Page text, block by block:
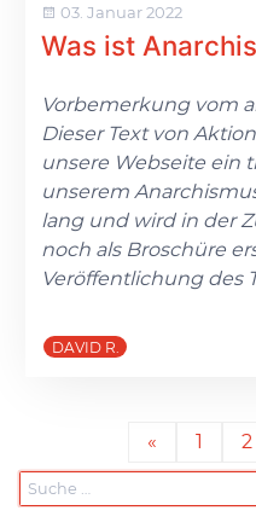
03. Januar 2022
Was ist
Vorbemerkung vom
Dieser Text von
unsere Webseite ein
unserem
lang und wird in der
noch als Broschüre
Veröffentlichung des
DAVID R.
« 1 2